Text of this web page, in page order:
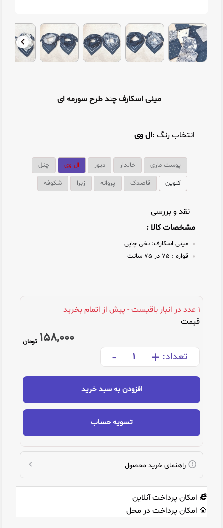
مینی اسکارف چند طرح سورمه ای
انتخاب رنگ :ال وی
پوست ماری خالدار دیور ال وی چنل
کلوین قاصدک پروانه زبرا شکوفه
نقد و بررسی
مشخصات کالا :
مینی اسکارف: نخی چاپی
قواره :
1 عدد در انبار باقیست - پیش از اتمام بخرید
قیمت
158,000 تومان
تعداد: +
-
افزودن به سبد خرید
تسویه حساب
راهنمای خرید محصول
امکان پرداخت آنلاین
امکان پرداخت در محل